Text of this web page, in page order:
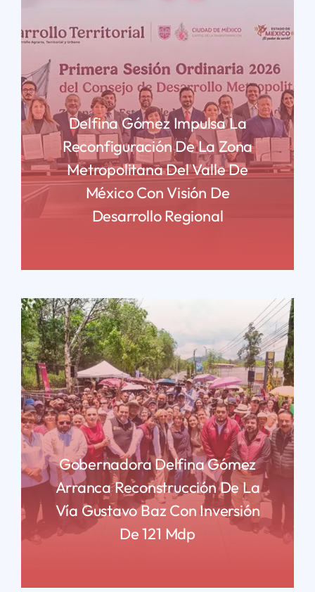
Delfina Gómez Impulsa La
Reconfiguración De La Zona
Metropolitana Del Valle De
México Con Visión De
Desarrollo Regional
Gobernadora Delfina Gómez
Arranca Reconstrucción De La
Vía Gustavo Baz Con Inversión
De 121 Mdp